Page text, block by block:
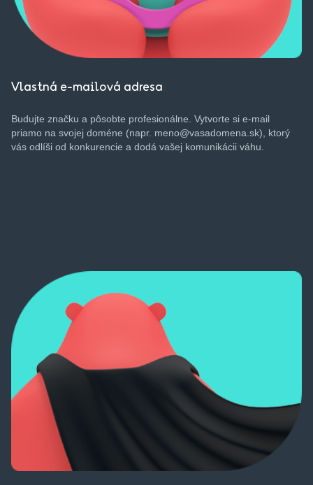
Vlastná e-mailová adresa
Budujte značku a pôsobte profesionálne Vytvorte si e-mail
priamo na svojej doméne (napr. meno@vasadomena.sk), ktorý
vás odlíši od konkurencie a dodá vašej komunikácii váhu